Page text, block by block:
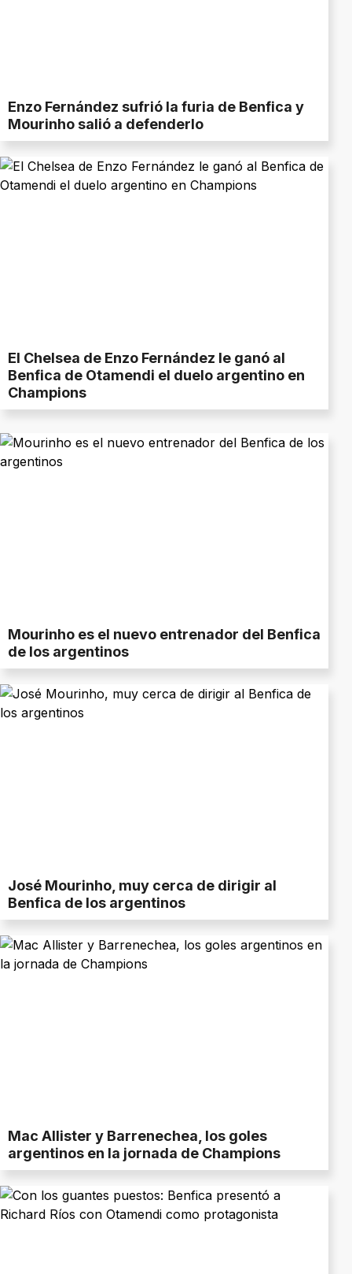
Enzo Fernández sufrió la furia de Benfica y
Mourinho salió a defenderlo
El Chelsea de Enzo Fernández le ganó al
Benfica de Otamendi el duelo argentino en
Champions
Mourinho es el nuevo entrenador del Benfica
de los argentinos
José Mourinho, muy cerca de dirigir al
Benfica de los argentinos
Mac Allister y Barrenechea, los goles
argentinos en la jornada de Champions